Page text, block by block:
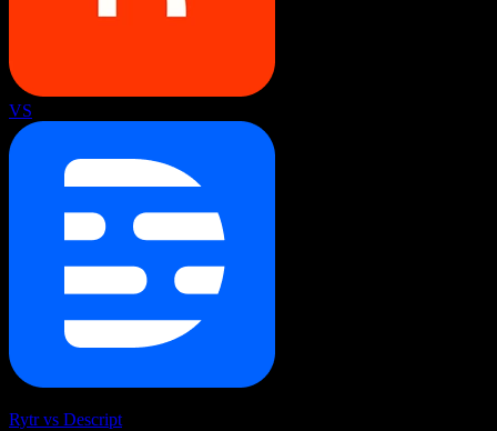
VS
Rytr vs Descript